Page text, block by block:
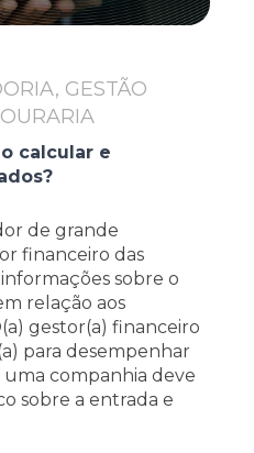
GESTÃO
calcular e
de grande
financeiro das
sobre o
relação aos
gestor(a) financeiro
para desempenhar
companhia deve
sobre a entrada e